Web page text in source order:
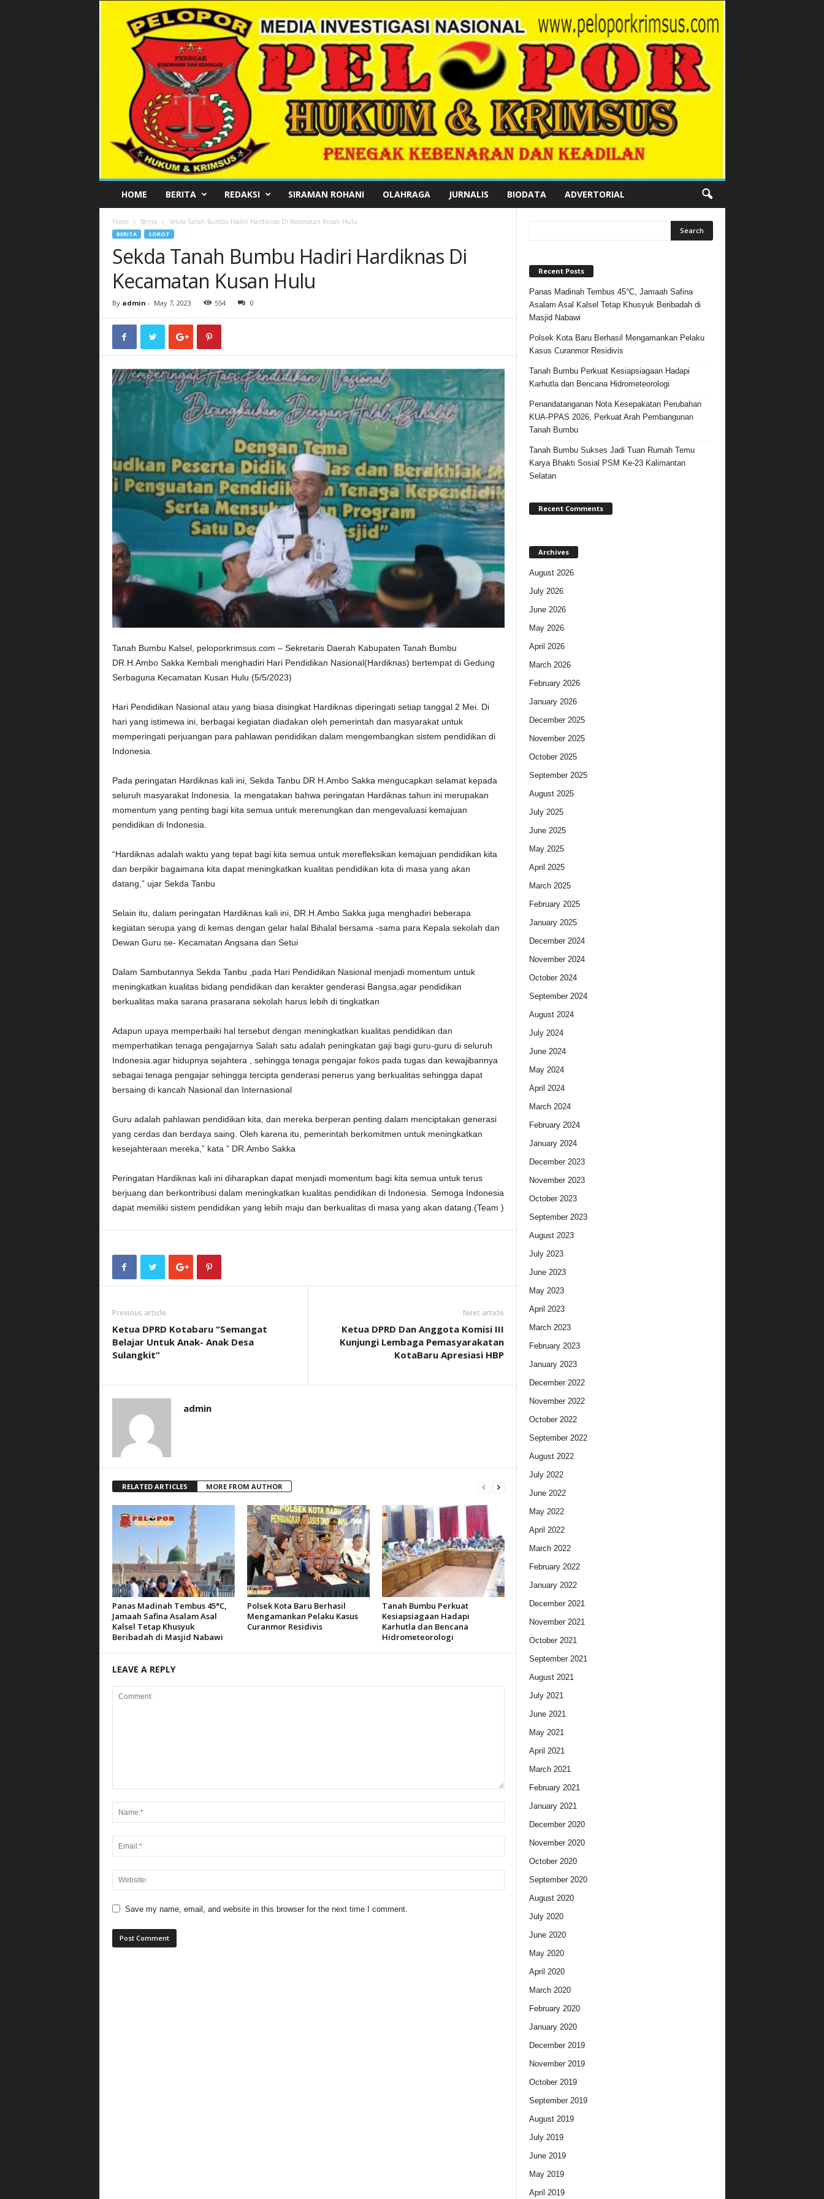
L
HOME BERITA REDAKSI SIRAMAN ROHANI OLAHRAGA JURNALIS BIODATA ADVERTORIAL
Home Berita Sekda Tanah Bumbu Hadiri Hardiknas Di Kecamatan Kusan Hulu
BERITA SOROT
Sekda Tanah Bumbu Hadiri Hardiknas Di
Kecamatan Kusan Hulu
By admin - May 7, 2023 554 0
Tanah Bumbu Kalsel, peloporkrimsus.com – Sekretaris Daerah Kabupaten Tanah Bumbu
DR.H.Ambo Sakka Kembali menghadiri Hari Pendidikan Nasional(Hardiknas) bertempat di Gedung
Serbaguna Kecamatan Kusan Hulu (5/5/2023)
Hari Pendidikan Nasional atau yang biasa disingkat Hardiknas diperingati setiap tanggal 2 Mei. Di
hari yang istimewa ini, berbagai kegiatan diadakan oleh pemerintah dan masyarakat untuk
memperingati perjuangan para pahlawan pendidikan dalam mengembangkan sistem pendidikan di
Indonesia.
Pada peringatan Hardiknas kali ini, Sekda Tanbu DR H.Ambo Sakka mengucapkan selamat kepada
seluruh masyarakat Indonesia. Ia mengatakan bahwa peringatan Hardiknas tahun ini merupakan
momentum yang penting bagi kita semua untuk merenungkan dan mengevaluasi kemajuan
pendidikan di Indonesia.
“Hardiknas adalah waktu yang tepat bagi kita semua untuk merefleksikan kemajuan pendidikan kita
dan berpikir bagaimana kita dapat meningkatkan kualitas pendidikan kita di masa yang akan
datang,” ujar Sekda Tanbu
Selain itu, dalam peringatan Hardiknas kali ini, DR.H.Ambo Sakka juga menghadiri beberapa
kegiatan serupa yang di kemas dengan gelar halal Bihalal bersama -sama para Kepala sekolah dan
Dewan Guru se- Kecamatan Angsana dan Setui
Dalam Sambutannya Sekda Tanbu ,pada Hari Pendidikan Nasional menjadi momentum untuk
meningkatkan kualitas bidang pendidikan dan kerakter genderasi Bangsa,agar pendidikan
berkualitas maka sarana prasarana sekolah harus lebih di tingkatkan
Adapun upaya memperbaiki hal tersebut dengan meningkatkan kualitas pendidikan dan
memperhatikan tenaga pengajarnya Salah satu adalah peningkatan gaji bagi guru-guru di seluruh
Indonesia.agar hidupnya sejahtera , sehingga tenaga pengajar fokos pada tugas dan kewajibannya
sebagai tenaga pengajar sehingga tercipta genderasi penerus yang berkualitas sehingga dapat
bersaing di kancah Nasional dan Internasional
Guru adalah pahlawan pendidikan kita, dan mereka berperan penting dalam menciptakan generasi
yang cerdas dan berdaya saing. Oleh karena itu, pemerintah berkomitmen untuk meningkatkan
kesejahteraan mereka,” kata ” DR.Ambo Sakka
Peringatan Hardiknas kali ini diharapkan dapat menjadi momentum bagi kita semua untuk terus
berjuang dan berkontribusi dalam meningkatkan kualitas pendidikan di Indonesia. Semoga Indonesia
dapat memiliki sistem pendidikan yang lebih maju dan berkualitas di masa yang akan datang.(Team )
Previous article
Ketua DPRD Kotabaru “Semangat
Belajar Untuk Anak- Anak Desa
Sulangkit”
Next article
Ketua DPRD Dan Anggota Komisi III
Kunjungi Lembaga Pemasyarakatan
KotaBaru Apresiasi HBP
admin
RELATED ARTICLES MORE FROM AUTHOR
Panas Madinah Tembus 45°C,
Jamaah Safina Asalam Asal
Kalsel Tetap Khusyuk
Beribadah di Masjid Nabawi
Polsek Kota Baru Berhasil
Mengamankan Pelaku Kasus
Curanmor Residivis
Tanah Bumbu Perkuat
Kesiapsiagaan Hadapi
Karhutla dan Bencana
Hidrometeorologi
LEAVE A REPLY
Save my name, email, and website in this browser for the next time I comment.
Recent Posts
Panas Madinah Tembus 45°C, Jamaah Safina
Asalam Asal Kalsel Tetap Khusyuk Beribadah di
Masjid Nabawi
Polsek Kota Baru Berhasil Mengamankan Pelaku
Kasus Curanmor Residivis
Tanah Bumbu Perkuat Kesiapsiagaan Hadapi
Karhutla dan Bencana Hidrometeorologi
Penandatanganan Nota Kesepakatan Perubahan
KUA-PPAS 2026, Perkuat Arah Pembangunan
Tanah Bumbu
Tanah Bumbu Sukses Jadi Tuan Rumah Temu
Karya Bhakti Sosial PSM Ke-23 Kalimantan
Selatan
Recent Comments
Archives
August 2026
July 2026
June 2026
May 2026
April 2026
March 2026
February 2026
January 2026
December 2025
November 2025
October 2025
September 2025
August 2025
July 2025
June 2025
May 2025
April 2025
March 2025
February 2025
January 2025
December 2024
November 2024
October 2024
September 2024
August 2024
July 2024
June 2024
May 2024
April 2024
March 2024
February 2024
January 2024
December 2023
November 2023
October 2023
September 2023
August 2023
July 2023
June 2023
May 2023
April 2023
March 2023
February 2023
January 2023
December 2022
November 2022
October 2022
September 2022
August 2022
July 2022
June 2022
May 2022
April 2022
March 2022
February 2022
January 2022
December 2021
November 2021
October 2021
September 2021
August 2021
July 2021
June 2021
May 2021
April 2021
March 2021
February 2021
January 2021
December 2020
November 2020
October 2020
September 2020
August 2020
July 2020
June 2020
May 2020
April 2020
March 2020
February 2020
January 2020
December 2019
November 2019
October 2019
September 2019
August 2019
July 2019
June 2019
May 2019
April 2019